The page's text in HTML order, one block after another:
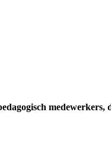
medewerkers,